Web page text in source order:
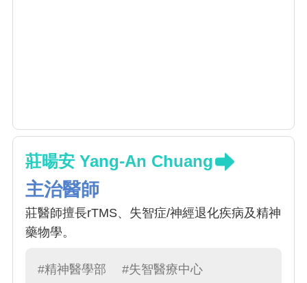
莊暘安 Yang-An Chuang
主治醫師
莊醫師擅長rTMS、失智症/神經退化疾病及精神
藥物學。
#精神醫學部 #失智醫療中心